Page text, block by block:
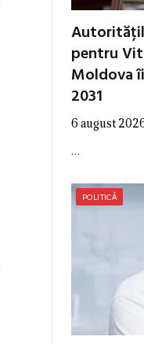
pentru
Moldova
2031
6 august
…
POLITICĂ